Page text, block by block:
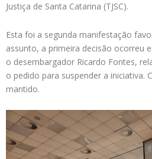
Justiça de Santa Catarina (TJSC).
Esta foi a segunda manifestação
assunto, a primeira decisão ocorreu
o desembargador Ricardo Fontes,
o pedido para suspender a iniciativa.
mantido.